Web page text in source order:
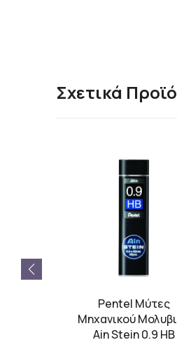
Σχετικά
Pentel Μύτες
Μηχανικού
Ain Stein 0.9 HB